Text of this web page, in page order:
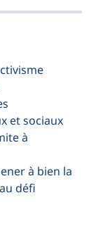
et sociaux
à
à bien la
défi